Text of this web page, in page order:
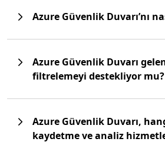
Azure Güvenlik Duvarı’nı
Azure Güvenlik Duvarı
filtrelemeyi destekliyor mu?
Azure Güvenlik Duvarı,
kaydetme ve analiz